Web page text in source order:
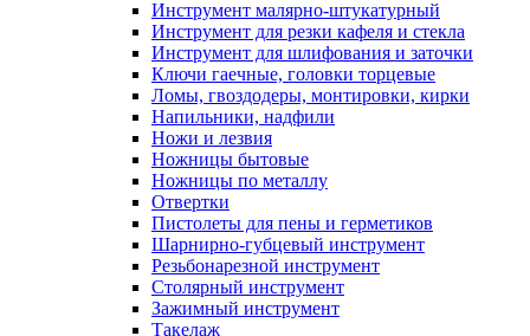
Инструмент малярно-штукатурный
Инструмент для резки кафеля и стекла
Инструмент для шлифования и заточки
Ключи гаечные, головки торцевые
Ломы, гвоздодеры, монтировки, кирки
Напильники, надфили
Ножи и лезвия
Ножницы бытовые
Ножницы по металлу
Отвертки
Пистолеты для пены и герметиков
Шарнирно-губцевый инструмент
Резьбонарезной инструмент
Столярный инструмент
Зажимный инструмент
Такелаж